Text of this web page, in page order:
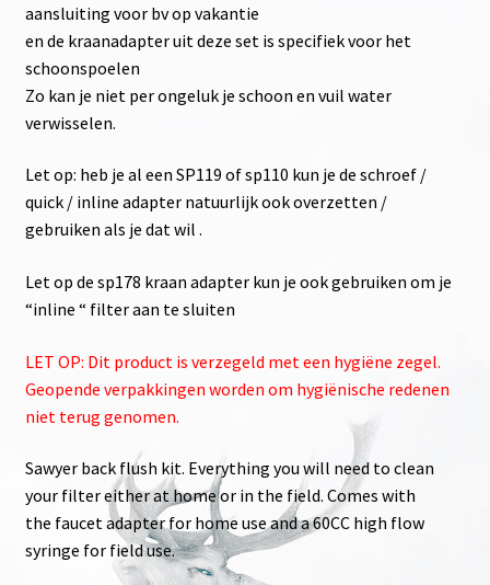
aansluiting voor bv op vakantie
en de kraanadapter uit deze set is specifiek voor het
schoonspoelen
Zo kan je niet per ongeluk je schoon en vuil water
verwisselen.
Let op: heb je al een SP119 of sp110 kun je de schroef /
quick / inline adapter natuurlijk ook overzetten /
gebruiken als je dat wil .
Let op de sp178 kraan adapter kun je ook gebruiken om je
“inline “ filter aan te sluiten
LET OP: Dit product is verzegeld met een hygiëne zegel.
Geopende verpakkingen worden om hygiënische redenen
niet terug genomen.
Sawyer back flush kit. Everything you will need to clean
your filter either at home or in the field. Comes with
the faucet adapter for home use and a 60CC high flow
syringe for field use.